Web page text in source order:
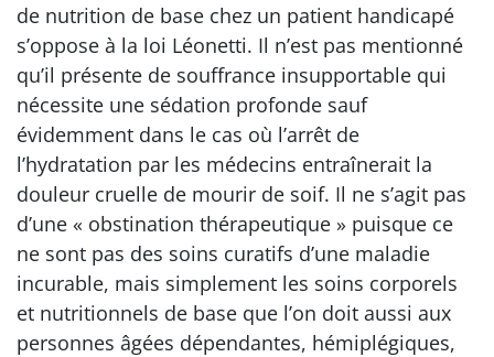
de nutrition de base chez un patient handicapé
s’oppose à la loi Léonetti. Il n’est pas mentionné
qu’il présente de souffrance insupportable qui
nécessite une sédation profonde sauf
évidemment dans le cas où l’arrêt de
l’hydratation par les médecins entraînerait la
douleur cruelle de mourir de soif. Il ne s’agit pas
d’une « obstination thérapeutique » puisque ce
ne sont pas des soins curatifs d’une maladie
incurable, mais simplement les soins corporels
et nutritionnels de base que l’on doit aussi aux
personnes âgées dépendantes, hémiplégiques,